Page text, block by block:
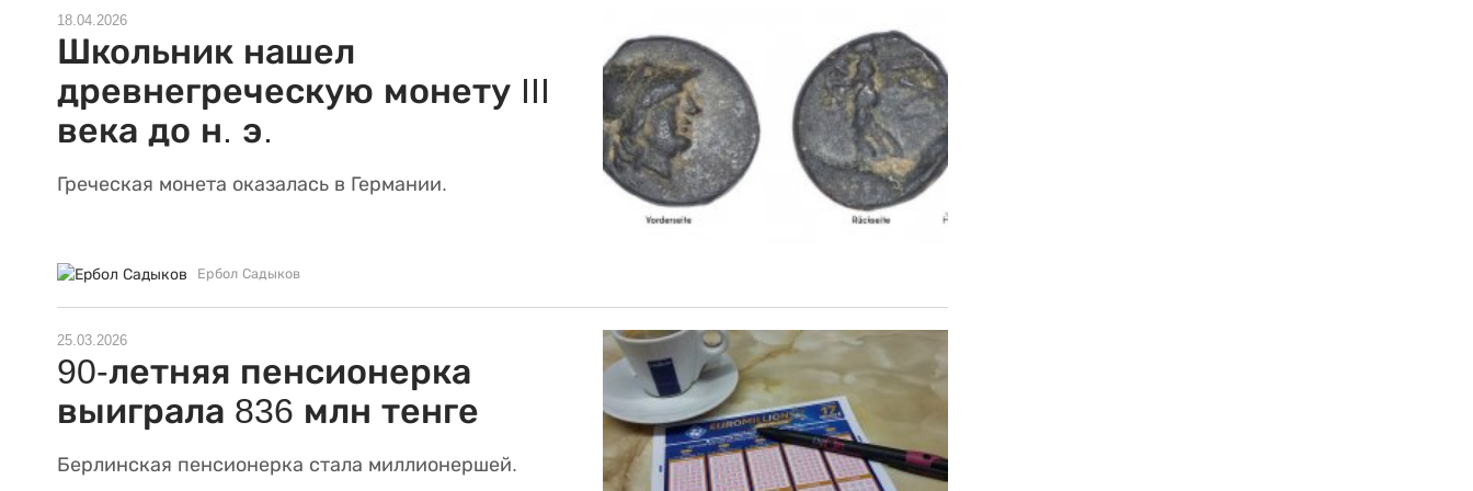
18.04.2026
Школьник нашел
древнегреческую монету III
века до н. э.
Греческая монета оказалась в Германии.
Ербол Садыков
25.03.2026
90-летняя пенсионерка
выиграла 836 млн тенге
Берлинская пенсионерка стала миллионершей.